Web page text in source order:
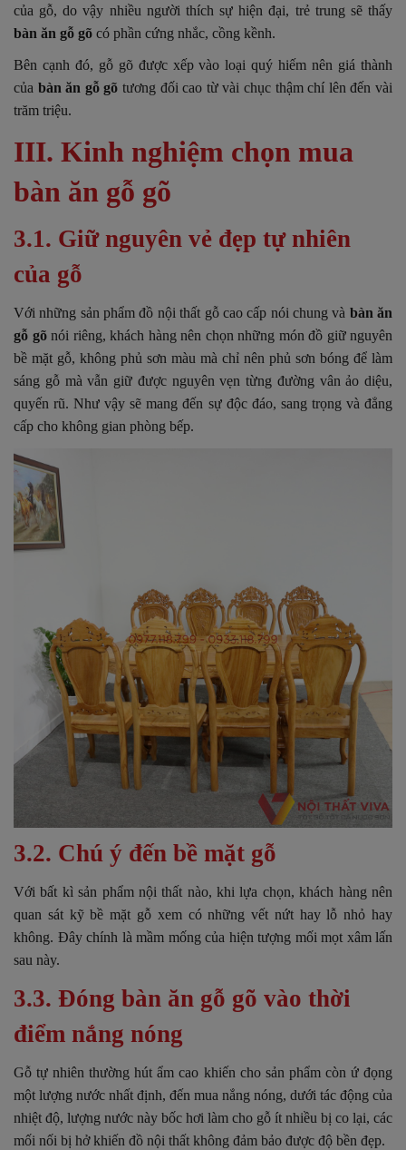
của gỗ, do vậy nhiều người thích sự hiện đại, trẻ trung sẽ thấy
bàn ăn gỗ gõ có phần cứng nhắc, cồng kềnh.
Bên cạnh đó, gỗ gõ được xếp vào loại quý hiếm nên giá thành
của bàn ăn gỗ gõtương đối cao từ vài chục thậm chí lên đến vài
trăm triệu.
III. Kinh nghiệm chọn mua
bàn ăn gỗ gõ
3.1. Giữ nguyên vẻ đẹp tự nhiên
của gỗ
Với những sản phẩm đồ nội thất gỗ cao cấp nói chung và bàn ăn
gỗ gõ nói riêng, khách hàng nên chọn những món đồ giữ nguyên
bề mặt gỗ, không phủ sơn màu mà chỉ nên phủ sơn bóng để làm
sáng gỗ mà vẫn giữ được nguyên vẹn từng đường vân ảo diệu,
quyến rũ. Như vậy sẽ mang đến sự độc đáo, sang trọng và đẳng
cấp cho không gian phòng bếp.
3.2. Chú ý đến bề mặt gỗ
Với bất kì sản phẩm nội thất nào, khi lựa chọn, khách hàng nên
quan sát kỹ bề mặt gỗ xem có những vết nứt hay lỗ nhỏ hay
không. Đây chính là mầm mống của hiện tượng mối mọt xâm lấn
sau này.
3.3. Đóng bàn ăn gỗ gõ vào thời
điểm nắng nóng
Gỗ tự nhiên thường hút ẩm cao khiến cho sản phẩm còn ứ đọng
một lượng nước nhất định, đến mua nắng nóng, dưới tác động của
nhiệt độ, lượng nước này bốc hơi làm cho gỗ ít nhiều bị co lại, các
mối nối bị hở khiến đồ nội thất không đảm bảo được độ bền đẹp.